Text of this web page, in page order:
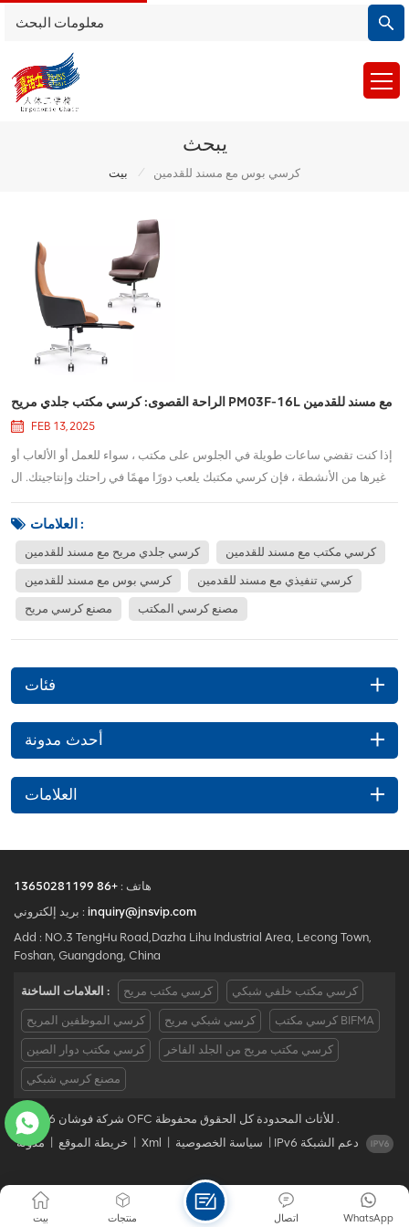
يبحث
بيت / كرسي بوس مع مسند للقدمين
الراحة القصوى: كرسي مكتب جلدي مريح PM03F-16L مع مسند للقدمين
FEB 13, 2025
إذا كنت تقضي ساعات طويلة في الجلوس على مكتب ، سواء للعمل أو الألعاب أو
غيرها من الأنشطة ، فإن كرسي مكتبك يلعب دورًا مهمًا في راحتك وإنتاجيتك. ال
الذي تحتاجه أثناء إضافة لمسة من الفخامة إلى مساحة العمل الخاصة بك. دعنا
نتعرض لسبب أن...
العلامات :
كرسي جلدي مريح مع مسند للقدمين كرسي مكتب مع مسند للقدمين
كرسي بوس مع مسند للقدمين كرسي تنفيذي مع مسند للقدمين
مصنع كرسي مريح مصنع كرسي المكتب
فئات
أحدث مدونة
العلامات
هاتف : +86 13650281199
بريد إلكتروني : inquiry@jnsvip.com
Add : NO.3 TengHu Road,Dazha Lihu Industrial Area, Lecong Town,
Foshan, Guangdong, China
العلامات الساخنة : كرسي مكتب مريح كرسي مكتب خلفي شبكي
كرسي الموظفين المريح كرسي شبكي مريح كرسي مكتب BIFMA
كرسي مكتب دوار الصين كرسي مكتب مريح من الجلد الفاخر
مصنع كرسي شبكي
© 2026 شركة فوشان OFC للأثاث المحدودة كل الحقوق محفوظة .
مدونة
خريطة الموقع Xml سياسة الخصوصية
بيت منتجات WhatsApp اتصال